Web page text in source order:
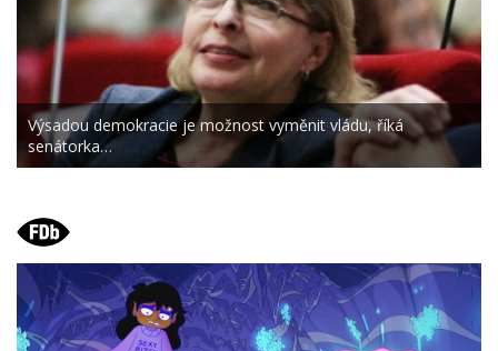
Výsadou demokracie je možnost vyměnit vládu, říká
senátorka…